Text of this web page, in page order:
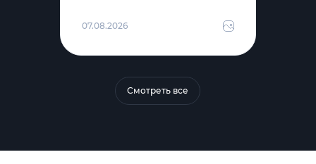
07.08.2026
Смотреть все